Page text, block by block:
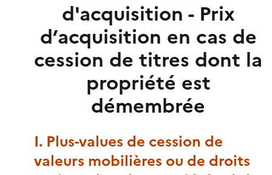
d'acquisition - Prix
d’acquisition en cas de
cession de titres dont la
propriété est
démembrée
I. Plus-values de cession de
valeurs mobilières ou de droits